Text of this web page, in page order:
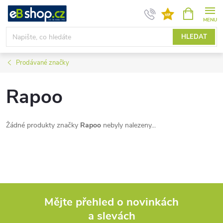
Přejít
obsah
HLEDAT
NÁKUPNÍ
KOŠÍK
Prodávané značky
Rapoo
Žádné produkty značky Rapoo nebyly nalezeny...
Mějte přehled o novinkách
a slevách